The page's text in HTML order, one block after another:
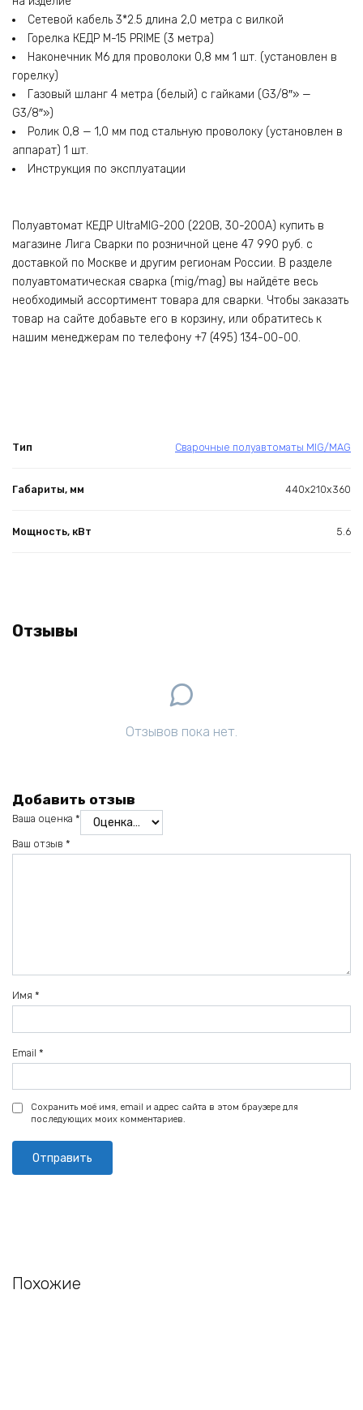
Сетевой кабель 3*2.5 длина 2,0 метра с вилкой
Горелка КЕДР M-15 PRIME (3 метра)
Наконечник М6 для проволоки 0,8 мм 1 шт. (установлен в
горелку)
Газовый шланг 4 метра (белый) с гайками (G3/8″» —
G3/8″»)
Ролик 0,8 — 1,0 мм под стальную проволоку (установлен в
аппарат) 1 шт.
Инструкция по эксплуатации
Полуавтомат КЕДР UltraMIG-200 (220В, 30-200А) купить в
магазине Лига Сварки по розничной цене 47 990 руб. с
доставкой по Москве и другим регионам России. В разделе
полуавтоматическая сварка (mig/mag) вы найдёте весь
необходимый ассортимент товара для сварки. Чтобы заказать
товар на сайте добавьте его в корзину, или обратитесь к
нашим менеджерам по телефону +7 (495) 134-00-00.
Тип Сварочные полуавтоматы MIG/MAG
Габариты, мм 440х210х360
Мощность, кВт 5.6
Отзывы
Отзывов пока нет.
Добавить отзыв
Ваша оценка *
Ваш отзыв *
Имя *
Email *
Сохранить моё имя, email и адрес сайта в этом браузере для
последующих моих комментариев.
Похожие